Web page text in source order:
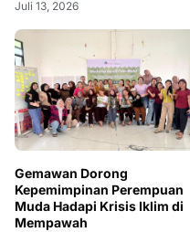
Juli 13, 2026
Gemawan Dorong
Kepemimpinan Perempuan
Muda Hadapi Krisis Iklim di
Mempawah